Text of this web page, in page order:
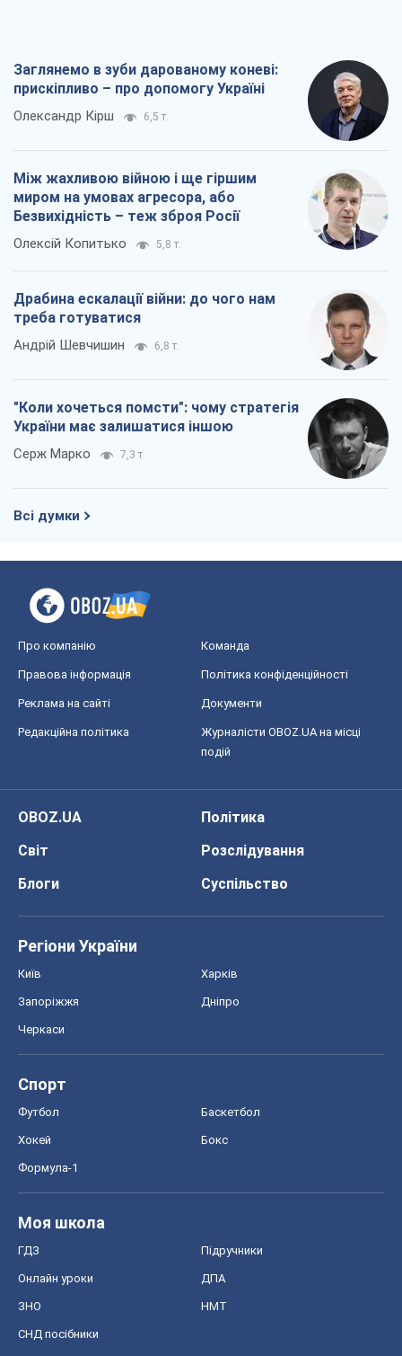
Заглянемо в зуби дарованому коневі:
прискіпливо – про допомогу Україні
Олександр Кірш 6,5 т.
Між жахливою війною і ще гіршим
миром на умовах агресора, або
Безвихідність – теж зброя Росії
Олексій Копитько 5,8 т.
Драбина ескалації війни: до чого нам
треба готуватися
Андрій Шевчишин 6,8 т.
"Коли хочеться помсти": чому стратегія
України має залишатися іншою
Серж Марко 7,3 т.
Всі думки
Про компанію Команда
Правова інформація Політика конфіденційності
Реклама на сайті Документи
Редакційна політика
Журналісти OBOZ.UA на місці
подій
OBOZ.UA
Політика
Світ
Розслідування
Блоги
Суспільство
Регіони України
Київ Харків
Запоріжжя Дніпро
Черкаси
Спорт
Футбол Баскетбол
Хокей Бокс
Формула-1
Моя школа
ГДЗ Підручники
Онлайн уроки ДПА
ЗНО НМТ
СНД посібники